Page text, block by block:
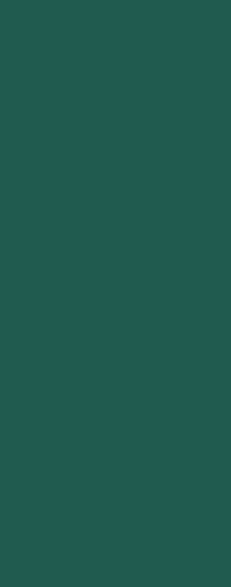
webbplats.